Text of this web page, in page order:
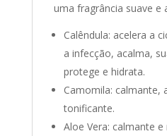
uma fragrância suave e
Calêndula: acelera a
a infecção, acalma,
protege e hidrata.
Camomila: calmante,
tonificante.
Aloe Vera: calmante e